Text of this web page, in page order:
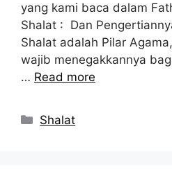
yang kami baca dalam
Shalat : Dan
Shalat adalah Pilar
wajib menegakkannya
… Read more
Kategori
Shalat